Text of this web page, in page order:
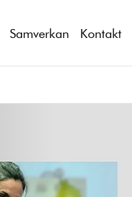
Samverkan Kontakt